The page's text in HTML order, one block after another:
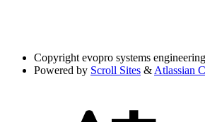
Copyright evopro systems
Powered by Scroll Sites & Atlassian